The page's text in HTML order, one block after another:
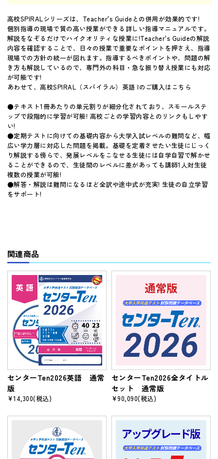
高校SPIRALシリーズは、Teacher's Guideとの併用が効果的です!
個別指導の現場で質の高い授業ができる詳しい指導マニュアルです。
解説をなぞるだけでハイクオリティな授業に!Teacher's Guideの解説
内容を確認することで、日々の授業で重要なポイントを押さえ、指導
現場での方針の統一が図れます。指導するべきポイントや、問題の解
き方も解説しているので、専門外の科目・急な振り替え授業にも対応
が可能です!
あわせて、高校SPIRAL（スパイラル）英語 Iのご購入はこちら
●テキスト1冊あたりの単元割りが細分化されており、スモールステ
ップで段階的に学習が可能! 高校ごとの学習内容とのリンクもしやす
い!
●定期テストに向けての基礎内容から大学入試レベルの難問など、幅
広い学力層に対応した問題を掲載。基礎を定着させたい生徒にじっく
り解説する傍らで、発展レベルをこなせる生徒には自学自習で解かせ
ることができるので、生徒間のレベルに差があっても講師1人対生徒
複数の授業が可能!
●解答・解説は難問になるほど全訳や途中式が充実! 生徒の自立学習
をサポート!
関連商品
センターTen2026英語 通常
版
¥14,300(税込)
センターTen2026全タイトル
セット 通常版
¥90,090(税込)